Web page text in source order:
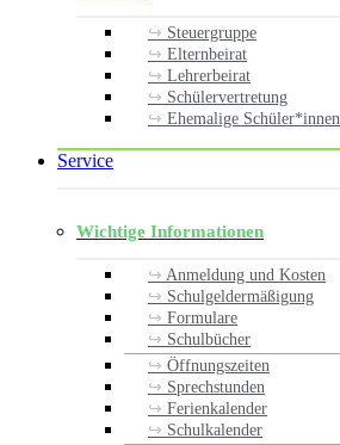
Steuergruppe
Elternbeirat
Lehrerbeirat
Schülervertretung
Ehemalige Schüler*innen
Service
Wichtige Informationen
Anmeldung und Kosten
Schulgeldermäßigung
Formulare
Schulbücher
Öffnungszeiten
Sprechstunden
Ferienkalender
Schulkalender